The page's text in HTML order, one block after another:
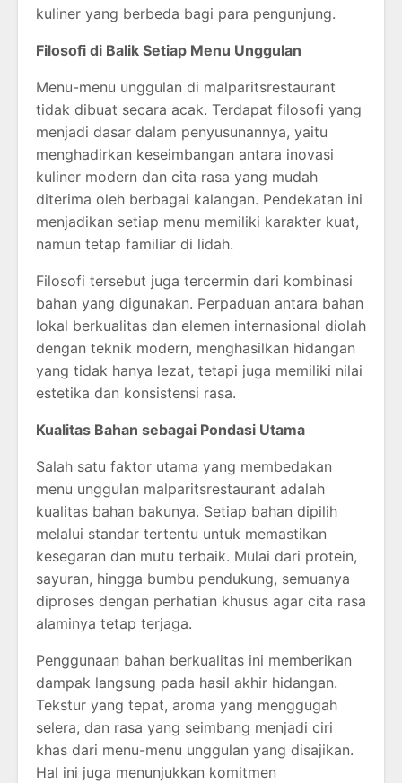
kuliner yang berbeda bagi para pengunjung.
Filosofi di Balik Setiap Menu Unggulan
Menu-menu unggulan di malparitsrestaurant
tidak dibuat secara acak. Terdapat filosofi yang
menjadi dasar dalam penyusunannya, yaitu
menghadirkan keseimbangan antara inovasi
kuliner modern dan cita rasa yang mudah
diterima oleh berbagai kalangan. Pendekatan ini
menjadikan setiap menu memiliki karakter kuat,
namun tetap familiar di lidah.
Filosofi tersebut juga tercermin dari kombinasi
bahan yang digunakan. Perpaduan antara bahan
lokal berkualitas dan elemen internasional diolah
dengan teknik modern, menghasilkan hidangan
yang tidak hanya lezat, tetapi juga memiliki nilai
estetika dan konsistensi rasa.
Kualitas Bahan sebagai Pondasi Utama
Salah satu faktor utama yang membedakan
menu unggulan malparitsrestaurant adalah
kualitas bahan bakunya. Setiap bahan dipilih
melalui standar tertentu untuk memastikan
kesegaran dan mutu terbaik. Mulai dari protein,
sayuran, hingga bumbu pendukung, semuanya
diproses dengan perhatian khusus agar cita rasa
alaminya tetap terjaga.
Penggunaan bahan berkualitas ini memberikan
dampak langsung pada hasil akhir hidangan.
Tekstur yang tepat, aroma yang menggugah
selera, dan rasa yang seimbang menjadi ciri
khas dari menu-menu unggulan yang disajikan.
Hal ini juga menunjukkan komitmen